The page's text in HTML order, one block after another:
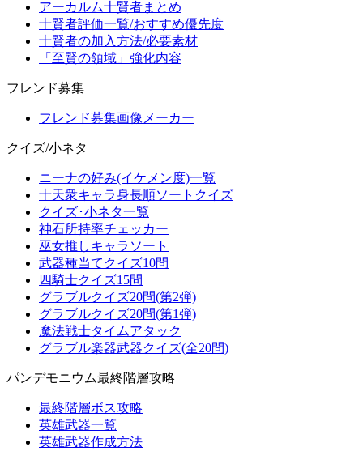
アーカルム十賢者まとめ
十賢者評価一覧/おすすめ優先度
十賢者の加入方法/必要素材
「至賢の領域」強化内容
フレンド募集
フレンド募集画像メーカー
クイズ/小ネタ
ニーナの好み(イケメン度)一覧
十天衆キャラ身長順ソートクイズ
クイズ･小ネタ一覧
神石所持率チェッカー
巫女推しキャラソート
武器種当てクイズ10問
四騎士クイズ15問
グラブルクイズ20問(第2弾)
グラブルクイズ20問(第1弾)
魔法戦士タイムアタック
グラブル楽器武器クイズ(全20問)
パンデモニウム最終階層攻略
最終階層ボス攻略
英雄武器一覧
英雄武器作成方法